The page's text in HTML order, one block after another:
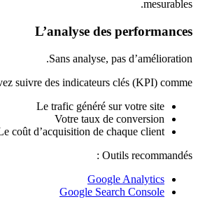
mesurables.
L’analyse des performances
Sans analyse, pas d’amélioration.
suivre des indicateurs clés (KPI) comme :
Le trafic généré sur votre site
Votre taux de conversion
coût d’acquisition de chaque client
Outils recommandés :
Google Analytics
Google Search Console